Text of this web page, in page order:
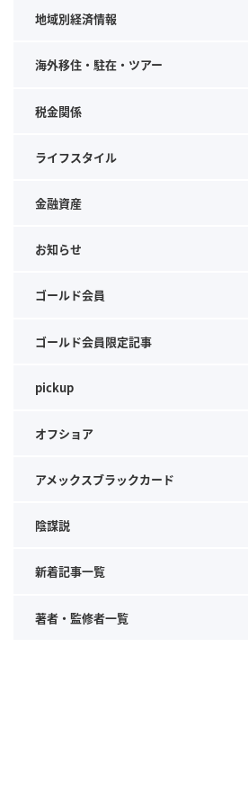
地域別経済情報
海外移住・駐在・ツアー
税金関係
ライフスタイル
金融資産
お知らせ
ゴールド会員
ゴールド会員限定記事
pickup
オフショア
アメックスブラックカード
陰謀説
新着記事一覧
著者・監修者一覧